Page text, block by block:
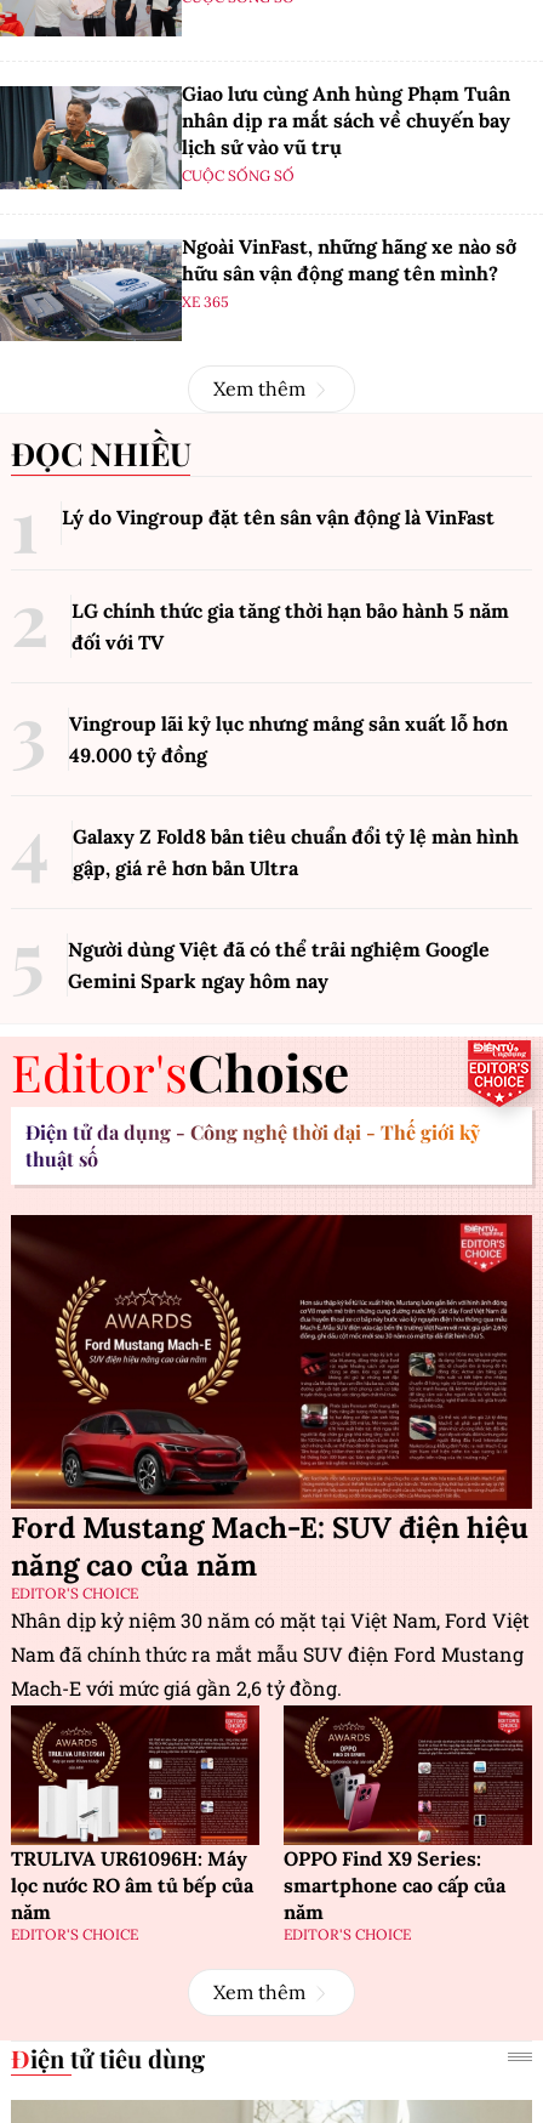
Giao lưu cùng Anh hùng Phạm Tuân
nhân dịp ra mắt sách về chuyến bay
lịch sử vào vũ trụ
CUỘC SỐNG SỐ
Ngoài VinFast, những hãng xe nào sở
hữu sân vận động mang tên mình?
XE 365
Xem thêm
ĐỌC NHIỀU
Lý do Vingroup đặt tên sân vận động là VinFast
LG chính thức gia tăng thời hạn bảo hành 5 năm
đối với TV
Vingroup lãi kỷ lục nhưng mảng sản xuất lỗ hơn
49.000 tỷ đồng
Galaxy Z Fold8 bản tiêu chuẩn đổi tỷ lệ màn hình
gập, giá rẻ hơn bản Ultra
Người dùng Việt đã có thể trải nghiệm Google
Gemini Spark ngay hôm nay
Editor'sChoise
Điện tử đa dụng - Công nghệ thời đại - Thế giới kỹ
thuật số
Ford Mustang Mach-E: SUV điện hiệu
năng cao của năm
EDITOR'S CHOICE
Nhân dịp kỷ niệm 30 năm có mặt tại Việt Nam, Ford Việt
Nam đã chính thức ra mắt mẫu SUV điện Ford Mustang
Mach-E với mức giá gần 2,6 tỷ đồng.
TRULIVA UR61096H: Máy
lọc nước RO âm tủ bếp của
năm
EDITOR'S CHOICE
OPPO Find X9 Series:
smartphone cao cấp của
năm
EDITOR'S CHOICE
Xem thêm
Điện tử tiêu dùng